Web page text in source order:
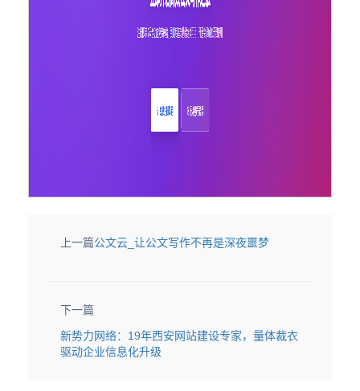
上一篇公文云_让公文写作不再是深夜噩梦
下一篇
新势力网络：19年西安网站建设专家，量体裁衣
驱动企业信息化升级